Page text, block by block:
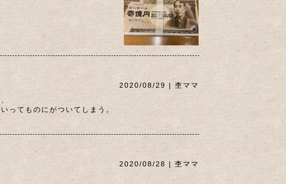
2020/08/29 | 杢ママ
ってものにがついてしまう。
2020/08/28 | 杢ママ